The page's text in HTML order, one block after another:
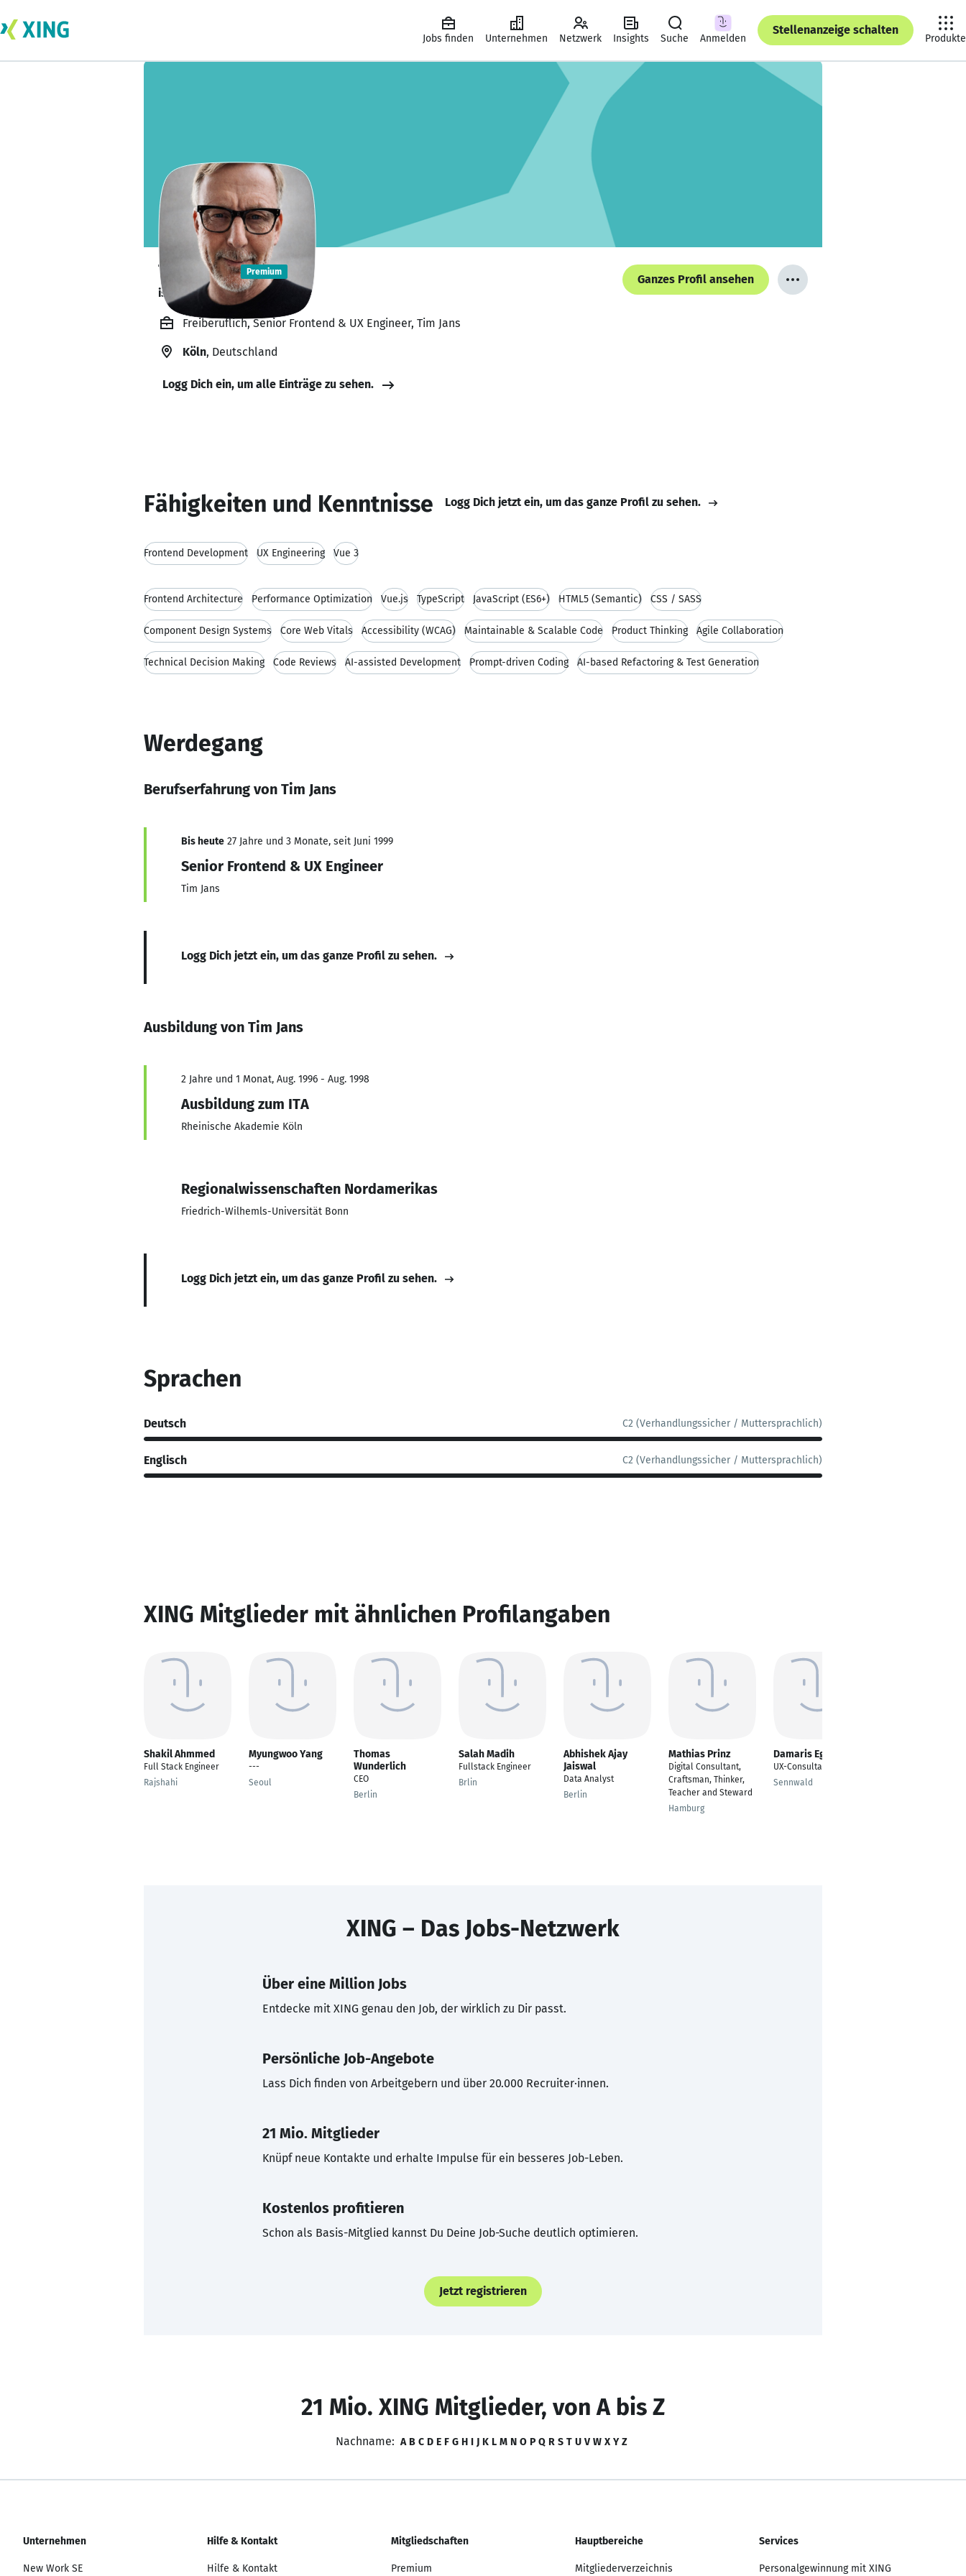
Jobs finden Unternehmen Netzwerk Insights Suche Anmelden
Stellenanzeige schalten
Produkte
Tim Jans Premium
ist offen für Projekte. 🔎
Ganzes Profil ansehen
Freiberuflich, Senior Frontend & UX Engineer, Tim Jans
Köln, Deutschland
Logg Dich ein, um alle Einträge zu sehen.
Fähigkeiten und Kenntnisse Logg Dich jetzt ein, um das ganze Profil zu sehen.
Frontend Development UX Engineering Vue 3
Frontend Architecture Performance Optimization Vue.js TypeScript JavaScript (ES6+) HTML5 (Semantic) CSS / SASS
Component Design Systems Core Web Vitals Accessibility (WCAG) Maintainable & Scalable Code Product Thinking Agile Collaboration
Technical Decision Making Code Reviews AI-assisted Development Prompt-driven Coding AI-based Refactoring & Test Generation
Werdegang
Berufserfahrung von Tim Jans
Bis heute 27 Jahre und 3 Monate, seit Juni 1999
Senior Frontend & UX Engineer
Tim Jans
Logg Dich jetzt ein, um das ganze Profil zu sehen.
Ausbildung von Tim Jans
2 Jahre und 1 Monat, Aug. 1996 - Aug. 1998
Ausbildung zum ITA
Rheinische Akademie Köln
Regionalwissenschaften Nordamerikas
Friedrich-Wilhemls-Universität Bonn
Logg Dich jetzt ein, um das ganze Profil zu sehen.
Sprachen
Deutsch C2 (Verhandlungssicher / Muttersprachlich)
Englisch C2 (Verhandlungssicher / Muttersprachlich)
XING Mitglieder mit ähnlichen Profilangaben
Shakil Ahmmed
Full Stack Engineer
Rajshahi
Myungwoo Yang
---
Seoul
Thomas
Wunderlich
CEO
Berlin
Salah Madih
Fullstack Engineer
Brlin
Abhishek Ajay
Jaiswal
Data Analyst
Berlin
Mathias Prinz
Digital Consultant,
Craftsman, Thinker,
Teacher and Steward
Hamburg
Damaris Egloff
UX-Consultant
Sennwald
XING – Das Jobs-Netzwerk
Über eine Million Jobs
Entdecke mit XING genau den Job, der wirklich zu Dir passt.
Persönliche Job-Angebote
Lass Dich finden von Arbeitgebern und über 20.000 Recruiter·innen.
21 Mio. Mitglieder
Knüpf neue Kontakte und erhalte Impulse für ein besseres Job-Leben.
Kostenlos profitieren
Schon als Basis-Mitglied kannst Du Deine Job-Suche deutlich optimieren.
Jetzt registrieren
21 Mio. XING Mitglieder, von A bis Z
Nachname: A B C D E F G H I J K L M N O P Q R S T U V W X Y Z
Unternehmen
New Work SE
Hilfe & Kontakt
Hilfe & Kontakt
Mitgliedschaften
Premium
Hauptbereiche
Mitgliederverzeichnis
Services
Personalgewinnung mit XING